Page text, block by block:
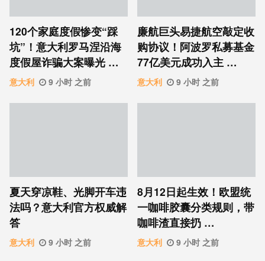
120个家庭度假惨变“踩
坑”！意大利罗马涅沿海
度假屋诈骗大案曝光 …
意大利 9 小时 之前
廉航巨头易捷航空敲定收
购协议！阿波罗私募基金
77亿美元成功入主 …
意大利 9 小时 之前
夏天穿凉鞋、光脚开车违
法吗？意大利官方权威解
答
意大利 9 小时 之前
8月12日起生效！欧盟统
一咖啡胶囊分类规则，带
咖啡渣直接扔 …
意大利 9 小时 之前